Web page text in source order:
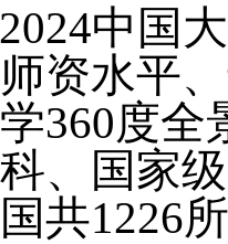
中国
资水平
360度
、国家
共1226